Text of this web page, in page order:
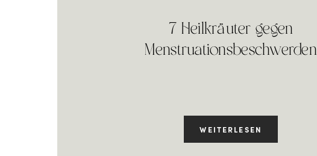
7 Heilkräuter gegen
Menstruationsbeschwerden
WEITERLESEN